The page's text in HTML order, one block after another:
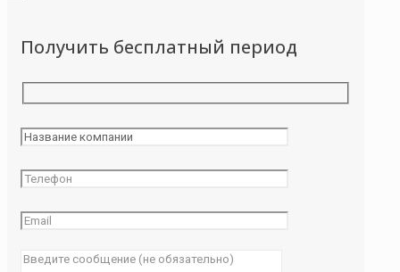
Получить бесплатный период